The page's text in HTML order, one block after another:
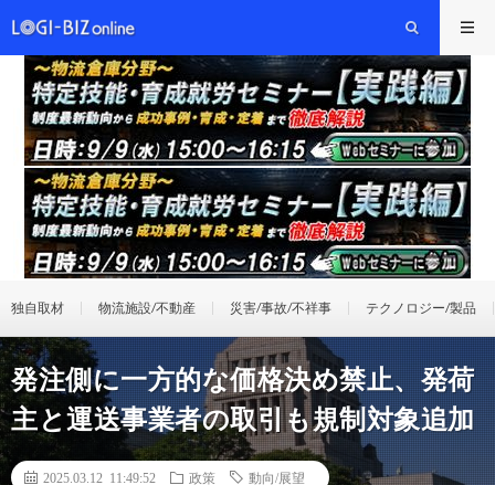
独自取材 物流施設/不動産 災害/事故/不祥事 テクノロジー/製品
発注側に一方的な価格決め禁止、発荷
主と運送事業者の取引も規制対象追加
2025.03.12 11:49:52 政策 動向/展望